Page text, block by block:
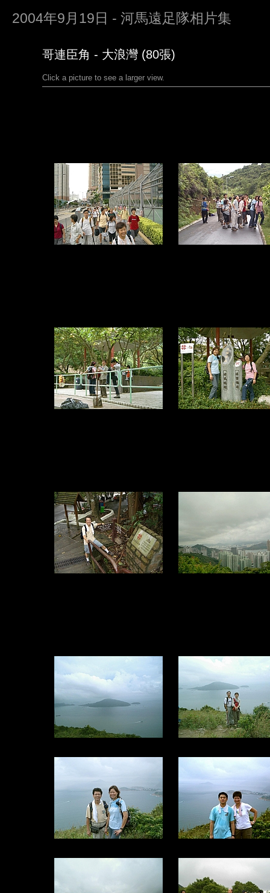
2004年9月19日 - 河馬遠足隊相片集
哥連臣角 - 大浪灣 (80張)
Click a picture to see a larger view.